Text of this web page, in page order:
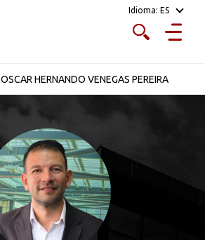
Idioma: ES
OSCAR HERNANDO VENEGAS PEREIRA